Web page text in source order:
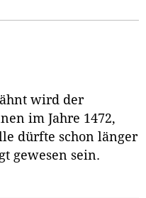
wird der
im Jahre 1472,
dürfte schon länger
gewesen sein.